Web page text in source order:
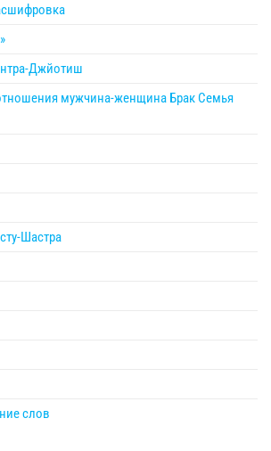
Джйотиш
мужчина-женщина Брак Семья
Шастра
слов